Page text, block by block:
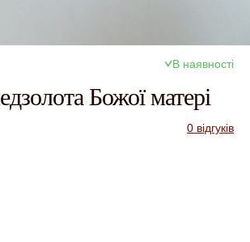
В наявності
Божої матері
0 відгуків